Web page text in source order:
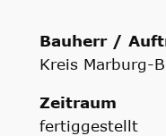
Bauherr /
Kreis Marburg-
Zeitraum
fertiggestellt